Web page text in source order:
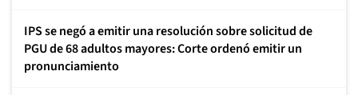
IPS se negó a emitir una resolución sobre solicitud de
PGU de 68 adultos mayores: Corte ordenó emitir un
pronunciamiento